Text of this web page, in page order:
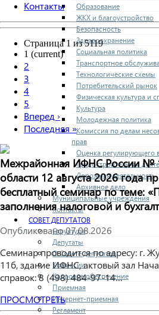
Образование
ЖКХ и благоустройство
Безопасность
Здравоохранение
Социальная политика
Транспортное
Технологические схемы
Потребительский рынок
Физическая культура и
Культура
Молодежная политика
Комиссия по делам
прав
Оценка регулирующего
Градостроительная
Дорожная деятельность
Архивное дело
Муниципальные учреждения
Контакты
СОВЕТ ДЕПУТАТОВ
Структура
Депутаты
О Совете депутатов
Комиссии
Кадровое обеспечение
Приемная
Интернет-приемная
Регламент
Контакты
Страница 1 из 5119
1 (current)
2
3
4
5
Вперед ›
Последняя »
Межрайонная ИФНС России №
области 12 августа 2026 года
бесплатный семинар по теме:
заполнения налоговой и
Опубликовано07.08.2026
Семинар проводится по адресу: г.
11б, здание ИФНС, актовый зал
справок: 8 (498) 484-97-14…
ПРОСМОТРЕТЬ